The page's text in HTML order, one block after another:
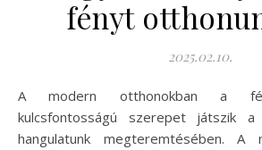
fényt
2025.02.10.
A modern otthonokban a fény szabályozása
kulcsfontosságú szerepet játszik
hangulatunk megteremtésében. A